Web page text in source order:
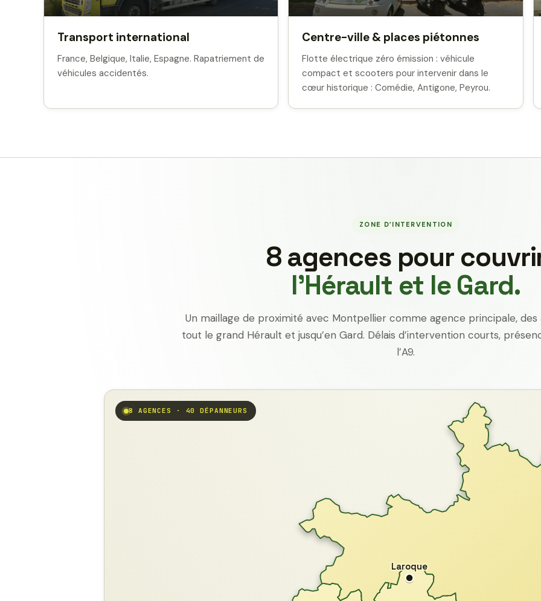
Transport international
France, Belgique, Italie, Espagne. Rapatriement de
véhicules accidentés.
Centre-ville & places piétonnes
Flotte électrique zéro émission : véhicule
compact et scooters pour intervenir dans le
cœur historique : Comédie, Antigone, Peyrou.
ZONE D’INTERVENTION
8 agences pour
l’Hérault et le Gard.
Un maillage de proximité avec Montpellier comme agence principale, des
tout le grand Hérault et jusqu’en Gard. Délais d’intervention courts,
l’A9.
Laroque
8 AGENCES · 40 DÉPANNEURS